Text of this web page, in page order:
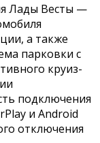
Лады Весты —
а также
парковки с
круиз-
подключения
и Android
отключения